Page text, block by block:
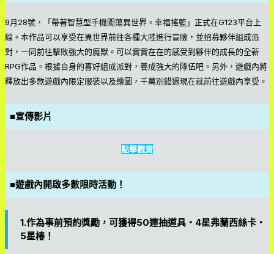
9月28號，「帶著智慧型手機闖蕩異世界。幸福搖籃」正式在G123平台上
線。本作品可以享受在異世界前往各種大陸進行冒險，並招募夥伴組成派
對，一同前往擊敗強大的魔獸。可以實實在在的感受到夥伴的成長的全新
RPG作品。根據自身的喜好組成派對，養成強大的隊伍吧。另外，遊戲內將
釋放出多款遊戲內限定服裝以及繪圖，千萬別錯過現在就前往遊戲內享受。
■宣傳影片
點擊觀賞
■遊戲內開啟多數限時活動！
1.作為事前預約獎勵，可獲得50連抽道具・4星弗蘭西絲卡・
5星椿！